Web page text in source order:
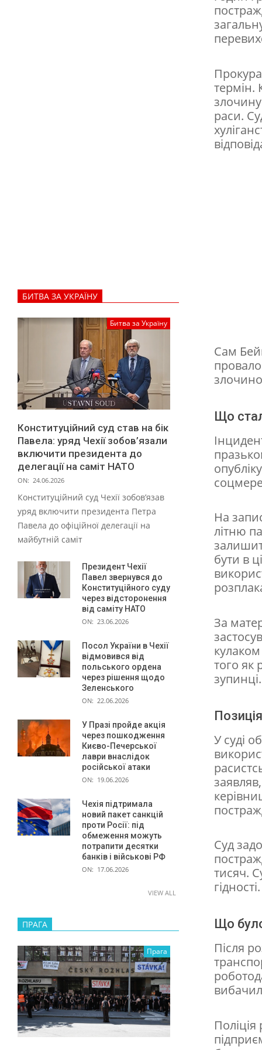
а
м
в
я
,
я
к
в
и
н
а
в
у
к
р
а
ї
н
с
к
у
р
о
и
н
у
з
д
и
и
н
о
термін.
раси.
Сам
Що
На
літню
бути в
За
того як
зупинці.
У суді
Суд
тисяч.
гідності.
Що
Після
БИТВА ЗА УКРАЇНУ
Битва за Україну
Конституційний суд став на бік
Павела: уряд Чехії зобов’язали
включити президента до
делегації на саміт НАТО
ON: 24.06.2026
Конституційний суд Чехії зобов’язав
уряд включити президента Петра
Павела до офіційної делегації на
майбутній саміт
Президент Чехії
Павел звернувся до
Конституційного суду
через відсторонення
від саміту НАТО
ON: 23.06.2026
Посол України в Чехії
відмовився від
польського ордена
через рішення щодо
Зеленського
ON: 22.06.2026
У Празі пройде акція
через пошкодження
Києво-Печерської
лаври внаслідок
російської атаки
ON: 19.06.2026
Чехія підтримала
новий пакет санкцій
проти Росії: під
обмеження можуть
потрапити десятки
банків і військові РФ
ON: 17.06.2026
VIEW ALL
ПРАГА
Прага